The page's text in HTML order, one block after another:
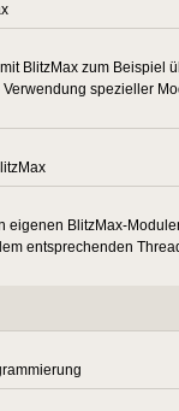
BlitzMax zum Beispiel
spezieller
eigenen BlitzMax-
entsprechenden